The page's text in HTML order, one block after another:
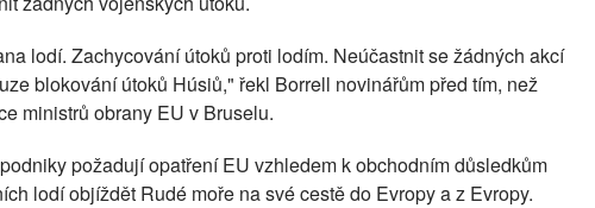
lodí. Zachycování útoků proti lodím. Neúčastnit se žádných akcí
blokování útoků Húsiů," řekl Borrell novinářům před tím, než
ministrů obrany EU v Bruselu.
požadují opatření EU vzhledem k obchodním důsledkům
lodí objíždět Rudé moře na své cestě do Evropy a z Evropy.